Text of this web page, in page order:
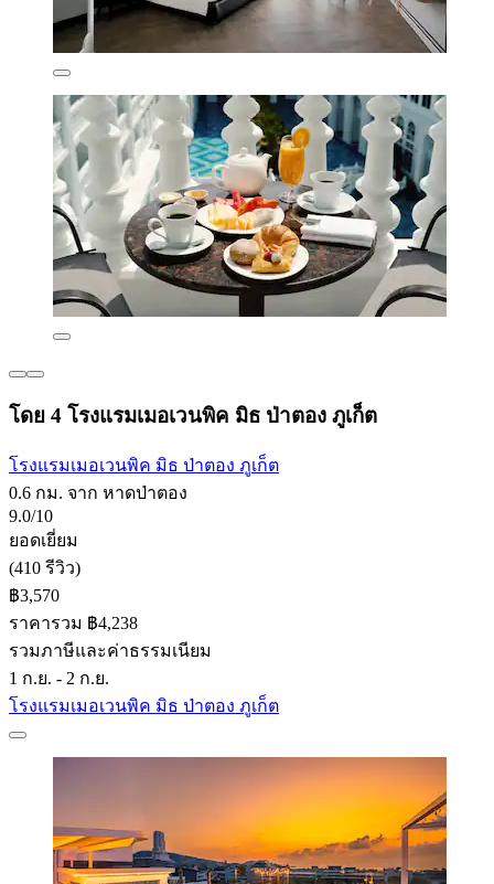
โดย 4 โรงแรมเมอเวนพิค มิธ ป่าตอง ภูเก็ต
โรงแรมเมอเวนพิค มิธ ป่าตอง ภูเก็ต
0.6 กม. จาก หาดป่าตอง
9.0/10
ยอดเยี่ยม
(410 รีวิว)
฿3,570
ราคารวม ฿4,238
รวมภาษีและค่าธรรมเนียม
1 ก.ย. - 2 ก.ย.
โรงแรมเมอเวนพิค มิธ ป่าตอง ภูเก็ต